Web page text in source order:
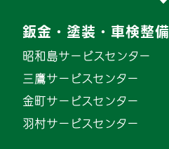
鈑金・塗装・車検整備
昭和島サービスセンター
三鷹サービスセンター
金町サービスセンター
羽村サービスセンター